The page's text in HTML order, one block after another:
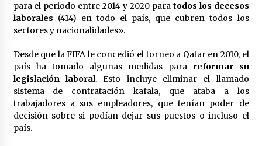
para el periodo entre 2014 y 2020 para todos los decesos
laborales (414) en todo el país, que cubren todos los
sectores y nacionalidades».
Desde que la FIFA le concedió el torneo a Qatar en 2010, el
país ha tomado algunas medidas para reformar su
legislación laboral. Esto incluye eliminar el llamado
sistema de contratación kafala, que ataba a los
trabajadores a sus empleadores, que tenían poder de
decisión sobre si podían dejar sus puestos o incluso el
país.